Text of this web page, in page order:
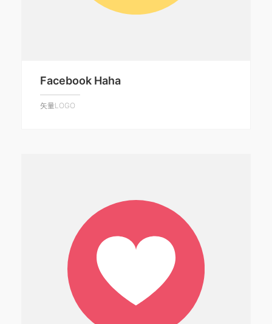
Facebook Haha
矢量LOGO